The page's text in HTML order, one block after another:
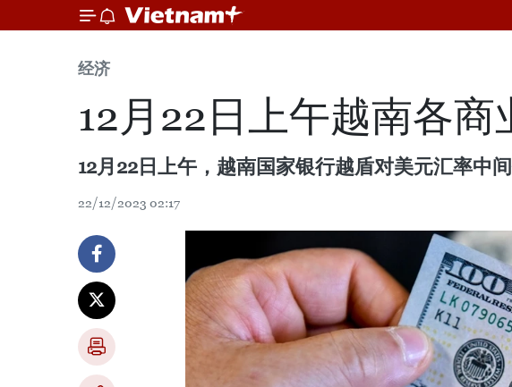
经济
12月22日上午越南各
12月22日上午，越南国家银行越盾对美元汇率中
22/12/2023 02:17